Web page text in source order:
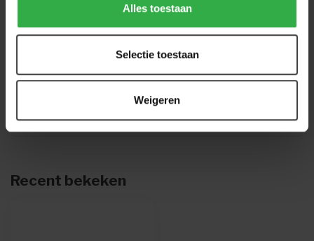
Alles toestaan
Selectie toestaan
Weigeren
Of heb je hulp nodig bij de bestelling? Neem
gerust contact op met onze klantenservice
info@houtenmeubeloutlet.nl
926. We helpen je graag.
Recent bekeken